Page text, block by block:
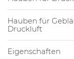
Hauben für
Druckluft
Eigenschaften